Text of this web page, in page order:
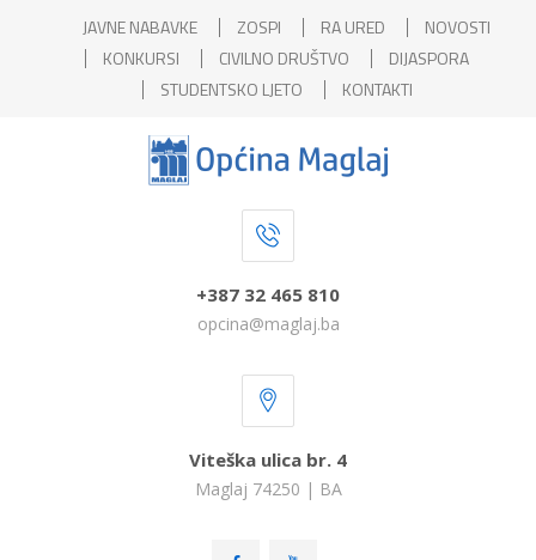
JAVNE NABAVKE ZOSPI RA URED
NOVOSTI
KONKURSI
CIVILNO DRUŠTVO
DIJASPORA
STUDENTSKO LJETO
KONTAKTI
+387 32 465 810
opcina@maglaj.ba
Viteška ulica br. 4
Maglaj 74250 | BA